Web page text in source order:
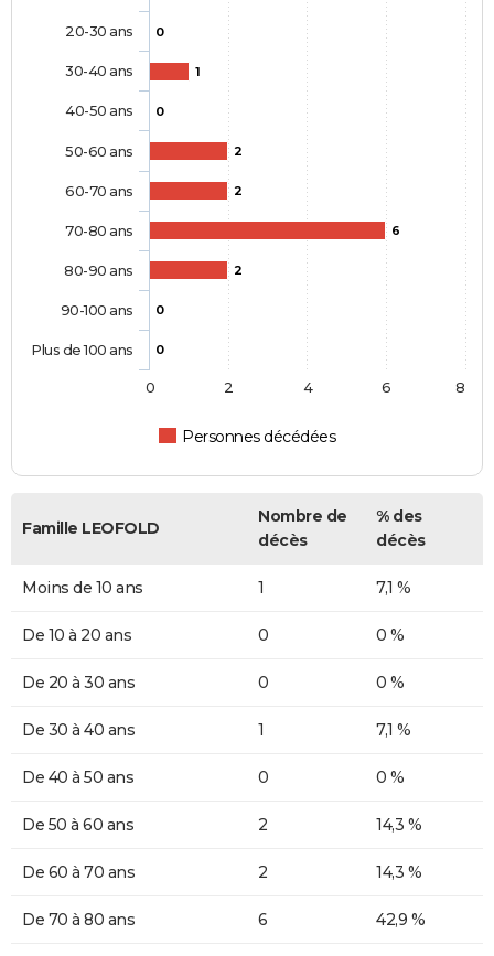
0
1
0
2
2
6
2
0
0
Personnes décédées
20-30 ans
30-40 ans
40-50 ans
50-60 ans
60-70 ans
70-80 ans
80-90 ans
90-100 ans
Plus de 100 ans
0 2 4 6 8
Famille LEOFOLD
Nombre de
décès
% des
décès
Moins de 10 ans 1 7,1 %
De 10 à 20 ans 0 0 %
De 20 à 30 ans 0 0 %
De 30 à 40 ans 1 7,1 %
De 40 à 50 ans 0 0 %
De 50 à 60 ans 2 14,3 %
De 60 à 70 ans 2 14,3 %
De 70 à 80 ans 6 42,9 %